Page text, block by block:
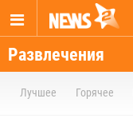
Развлечения
Лучшее Горячее